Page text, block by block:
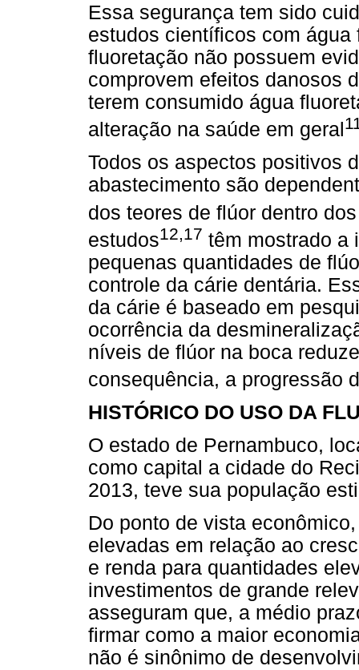
Essa segurança tem sido
estudos científicos com
fluoretação não possuem
comprovem efeitos danosos
terem consumido água
alteração na saúde em geral
Todos os aspectos positivos
abastecimento são
dos teores de flúor dentro
estudos12,17 têm mostrado a
pequenas quantidades de
controle da cárie dentária.
da cárie é baseado em
ocorrência da
níveis de flúor na boca
consequência, a progressão
HISTÓRICO DO USO DA
O estado de Pernambuco,
como capital a cidade do
2013, teve sua população
Do ponto de vista
elevadas em relação ao
e renda para quantidades
investimentos de grande
asseguram que, a médio
firmar como a maior
não é sinônimo de